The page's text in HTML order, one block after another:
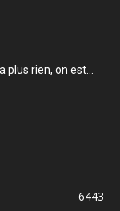
plus rien, on est...
6443